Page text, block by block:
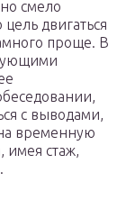
смело
двигаться
проще. В
с выводами,
временную
имея стаж,